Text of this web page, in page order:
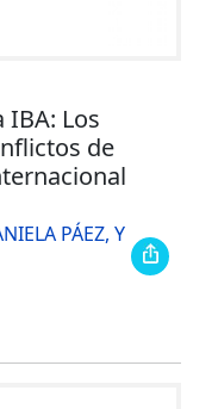
IBA: Los
de
PÁEZ, Y